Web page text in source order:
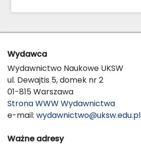
Wydawca
Wydawnictwo Naukowe UKSW
ul. Dewajtis 5, domek nr 2
01-815 Warszawa
Strona WWW Wydawnictwa
e-mail: wydawnictwo@uksw.edu.pl
Ważne adresy